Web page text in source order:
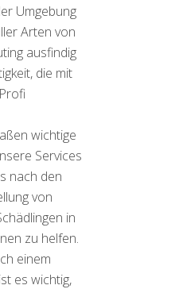
Umgebung
Arten von
ausfindig
die mit
wichtige
Services
nach den
von
in
zu helfen.
einem
es wichtig,